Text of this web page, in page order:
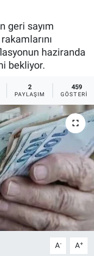
geri sayım
haziranda
bekliyor.
2
PAYLAŞIM
459
GÖSTERIM
A- A+